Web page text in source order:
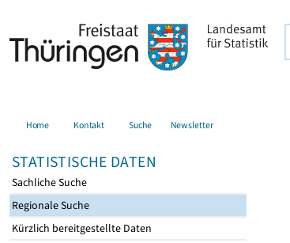
Home Kontakt Suche Newsletter
STATISTISCHE DATEN
Sachliche Suche
Regionale Suche
Kürzlich bereitgestellte Daten